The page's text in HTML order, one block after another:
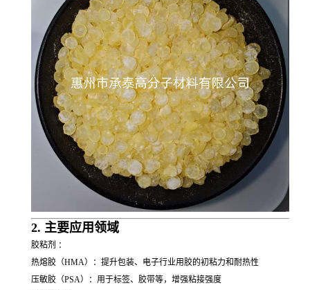
2. 主要应用领域
胶粘剂 ：
热熔胶（HMA）：提升包装、电子行业用胶的初粘力和耐热性
压敏胶（PSA）：用于标签、胶带等，增强粘接强度